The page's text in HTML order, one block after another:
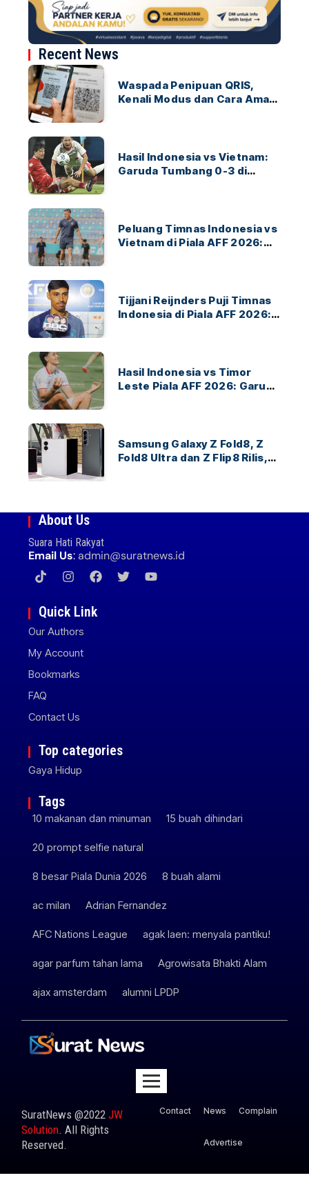
Recent News
Waspada Penipuan QRIS,
Kenali Modus dan Cara Aman
Hasil Indonesia vs Vietnam:
Garuda Tumbang 0-3 di
Peluang Timnas Indonesia vs
Vietnam di Piala AFF 2026:
Tijjani Reijnders Puji Timnas
Indonesia di Piala AFF 2026:
Hasil Indonesia vs Timor
Leste Piala AFF 2026: Garuda
Samsung Galaxy Z Fold8, Z
Fold8 Ultra dan Z Flip8 Rilis,
About Us
Suara Hati Rakyat
Email Us:admin@suratnews.id
Quick Link
Our Authors
My Account
Bookmarks
FAQ
Contact Us
Top categories
Gaya Hidup
Tags
10 makanan dan minuman 15 buah dihindari
20 prompt selfie natural
8 besar Piala Dunia 2026 8 buah alami
ac milan Adrian Fernandez
AFC Nations League agak laen: menyala pantiku!
agar parfum tahan lama Agrowisata Bhakti Alam
ajax amsterdam alumni LPDP
SuratNews @2022JW
Solution. All Rights
Reserved.
Contact News Complain
Advertise